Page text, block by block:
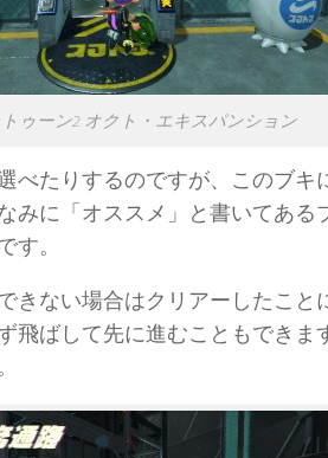
ゥーン2 オクト・エキスパンション
べたりするのですが、このブキ
みに「オススメ」と書いてある
す。
きない場合はクリアーしたこと
飛ばして先に進むこともできま